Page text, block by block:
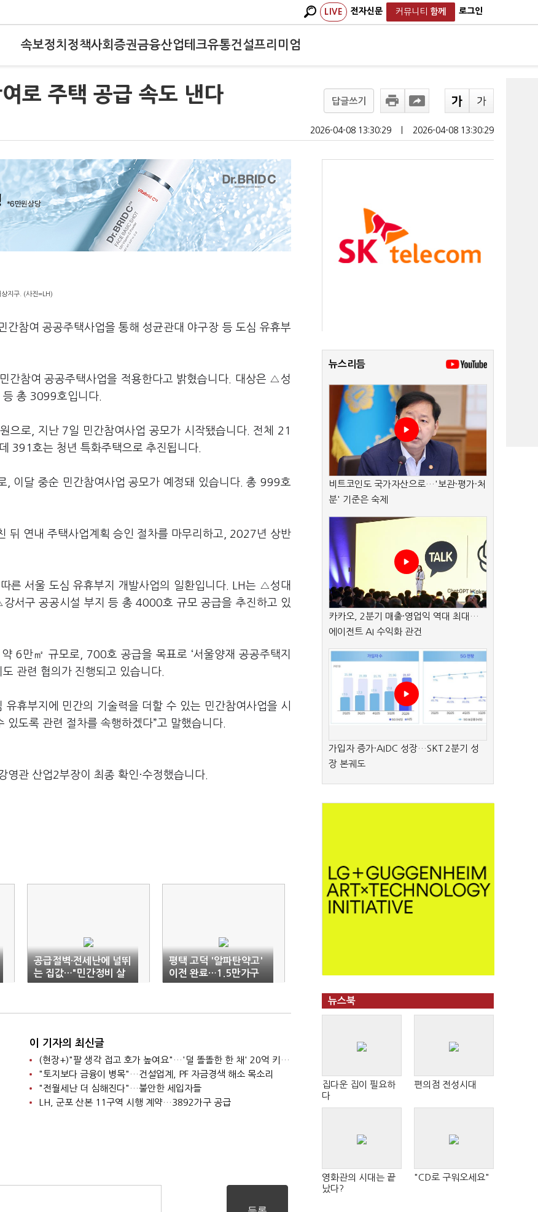
LIVE 전자신문 커뮤니티 함께 로그인
속보정치 정책사회 증권금융산업테크유통건설프리미엄
로 주택 공급 속도 낸다 답글쓰기
2026-04-08 13:30:29 2026-04-08 13:30:29
상지구. (사진=LH)
참여 공공주택사업을 통해 성균관대 야구장 등 도심 유휴부
간참여 공공주택사업을 적용한다고 밝혔습니다. 대상은 △성
총 3099호입니다.
으로, 지난 7일 민간참여사업 공모가 시작됐습니다. 전체 21
391호는 청년 특화주택으로 추진됩니다.
이달 중순 민간참여사업 공모가 예정돼 있습니다. 총 999호
뒤 연내 주택사업계획 승인 절차를 마무리하고, 2027년 상반
른 서울 도심 유휴부지 개발사업의 일환입니다. LH는 △성대
서구 공공시설 부지 등 총 4000호 규모 공급을 추진하고 있
6만㎡ 규모로, 700호 공급을 목표로 ‘서울양재 공공주택지
관련 협의가 진행되고 있습니다.
휴부지에 민간의 기술력을 더할 수 있는 민간참여사업을 시
도록 관련 절차를 속행하겠다”고 말했습니다.
관 산업2부장이 최종 확인·수정했습니다.
공급절벽·전세난에 널뛰
는 집값…"민간정비 살
려야"
평택 고덕 '알파탄약고'
이전 완료…1.5만가구
공급 속도
이 기자의 최신글
(현장+)"팔 생각 접고 호가 높여요"…'덜 똘똘한 한 채' 20억 키맞추기
"토지보다 금융이 병목"…건설업계, PF 자금경색 해소 목소리
"전월세난 더 심해진다"…불안한 세입자들
LH, 군포 산본 11구역 시행 계약…3892가구 공급
뉴스리듬
비트코인도 국가자산으로…'보관·평가·처
분' 기준은 숙제
카카오, 2분기 매출·영업익 역대 최대…
에이전트 AI 수익화 관건
가입자 증가·AIDC 성장…SKT 2분기 성
장 본궤도
뉴스북
집다운 집이 필요하
다
편의점 전성시대
영화관의 시대는 끝
났다?
"CD로 구워오세요"